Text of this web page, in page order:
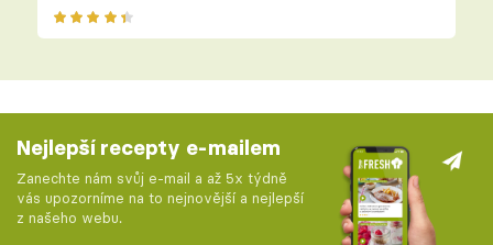
Nejlepší recepty e-mailem
Zanechte nám svůj e-mail a až 5x týdně
vás upozorníme na to nejnovější a nejlepší
z našeho webu.